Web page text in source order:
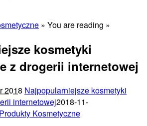
» You are reading »
kosmetyki
z drogerii internetowej
2018 Najpopularniejsze kosmetyki
internetowej2018-11-
Produkty Kosmetyczne